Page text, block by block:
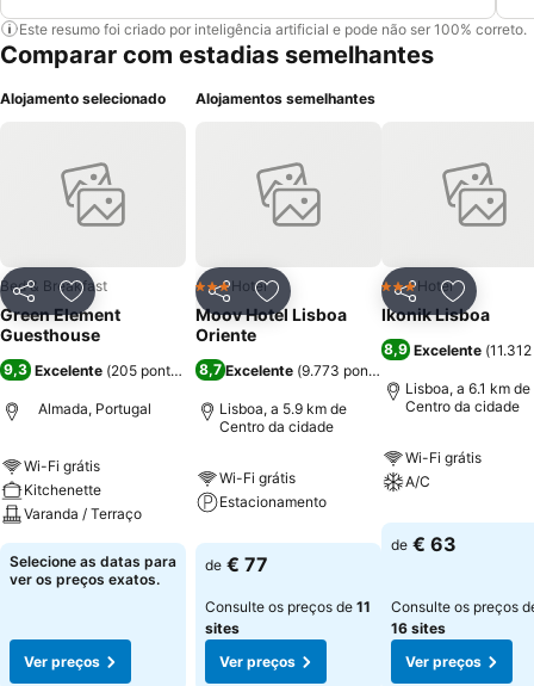
Este resumo foi criado por inteligência artificial e pode não ser 100% correto.
Comparar com estadias semelhantes
Alojamento selecionado
PartilharAdicionar aos favoritos
Bed & Breakfast
Green Element
Guesthouse
9,3 Excelente (205 pontuações)
Almada, Portugal
Wi-Fi grátis
Kitchenette
Varanda / Terraço
Selecione as datas para
ver os preços exatos.
Ver preços
Alojamentos semelhantes
PartilharAdicionar aos favoritos
3 Estrelas
Hotel
Moov Hotel Lisboa
Oriente
8,7 Excelente (9.773 pontuações
Lisboa, a 5.9 km de
Centro da cidade
Wi-Fi grátis
Estacionamento
de € 77
Consulte os preços de 11
sites
Ver preços
Partilhar
3 Estrelas
Hotel
Ikonik Lisboa
8,9 Excelente (
Lisboa, a 6.1 km de
Centro da cidade
Wi-Fi grátis
A/C
de € 63
Consulte os preços
16 sites
Ver preços